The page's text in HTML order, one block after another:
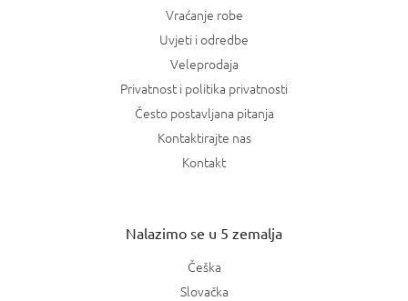
Vraćanje robe
Uvjeti i odredbe
Veleprodaja
Privatnost i politika privatnosti
Često postavljana pitanja
Kontaktirajte nas
Kontakt
Nalazimo se u 5 zemalja
Češka
Slovačka